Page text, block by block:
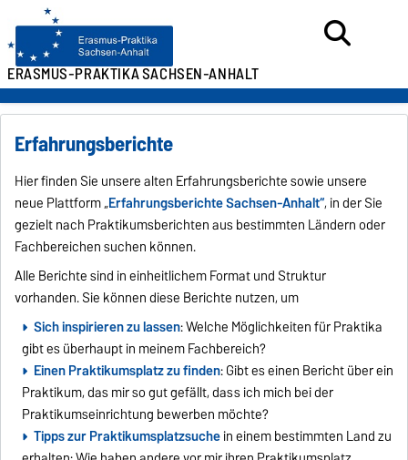
ERASMUS-PRAKTIKASACHSEN-ANHALT
Erfahrungsberichte
Hier finden Sie unsere alten Erfahrungsberichte sowie unsere
neue Plattform „Erfahrungsberichte Sachsen-Anhalt“, in der Sie
gezielt nach Praktikumsberichten aus bestimmten Ländern oder
Fachbereichen suchen können.
Alle Berichte sind in einheitlichem Format und Struktur
vorhanden. Sie können diese Berichte nutzen, um
Sich inspirieren zu lassen: Welche Möglichkeiten für Praktika
gibt es überhaupt in meinem Fachbereich?
Einen Praktikumsplatz zu finden: Gibt es einen Bericht über ein
Praktikum, das mir so gut gefällt, dass ich mich bei der
Praktikumseinrichtung bewerben möchte?
Tipps zur Praktikumsplatzsuchein einem bestimmten Land zu